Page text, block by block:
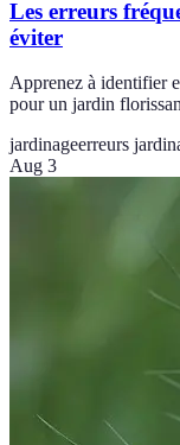
Les erreurs
éviter
Apprenez à identifier
pour un jardin
jardinageerreurs
Aug 3